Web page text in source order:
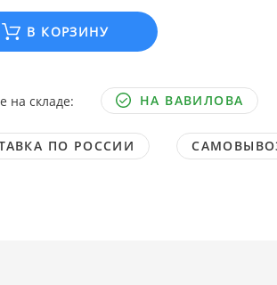
В КОРЗИНУ
на складе: НА ВАВИЛОВА
ПО РОССИИ